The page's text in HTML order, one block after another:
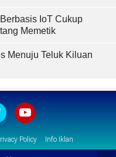
IoT Cukup
Memetik
Menuju Teluk Kiluan
Policy Info Iklan